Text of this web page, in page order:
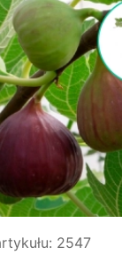
2547